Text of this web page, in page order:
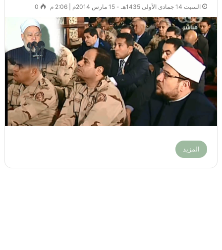
السبت 14 جمادى الأولى 1435هـ - 15 مارس 2014م | 2:06 م 0
المزيد